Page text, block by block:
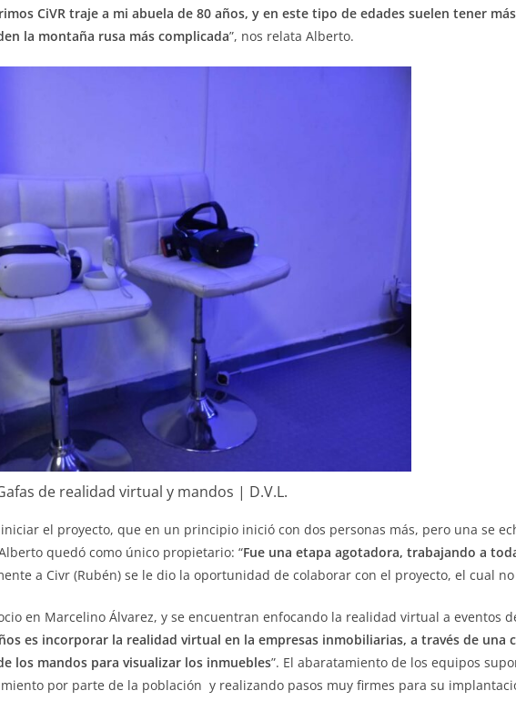
CiVR traje a mi abuela de 80 años, y en este tipo de edades suelen tener
la montaña rusa más complicada”, nos relata Alberto.
de realidad virtual y mandos | D.V.L.
el proyecto, que en un principio inició con dos personas más, pero una se
quedó como único propietario: “Fue una etapa agotadora, trabajando a
a Civr (Rubén) se le dio la oportunidad de colaborar con el proyecto, el cual
en Marcelino Álvarez, y se encuentran enfocando la realidad virtual a eventos
es incorporar la realidad virtual en la empresas inmobiliarias, a través de una
los mandos para visualizar los inmuebles”. El abaratamiento de los equipos
por parte de la población y realizando pasos muy firmes para su